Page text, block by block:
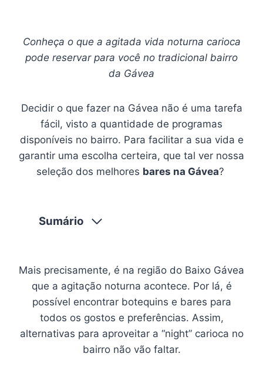
Conheça o que a agitada vida noturna carioca
pode reservar para você no tradicional bairro
da Gávea
Decidir o que fazer na Gávea não é uma tarefa
fácil, visto a quantidade de programas
disponíveis no bairro. Para facilitar a sua vida e
garantir uma escolha certeira, que tal ver nossa
seleção dos melhores bares na Gávea?
Sumário
Mais precisamente, é na região do Baixo Gávea
que a agitação noturna acontece. Por lá, é
possível encontrar botequins e bares para
todos os gostos e preferências. Assim,
alternativas para aproveitar a “night” carioca no
bairro não vão faltar.